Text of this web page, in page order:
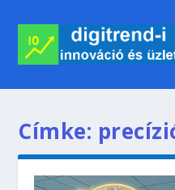
Címke: